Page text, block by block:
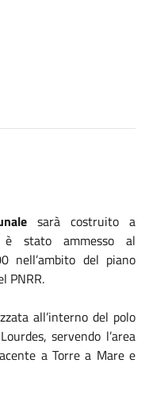
sarà costruito a
è stato ammesso al
nell’ambito del piano
PNRR.
all’interno del polo
servendo l’area
a Torre a Mare e